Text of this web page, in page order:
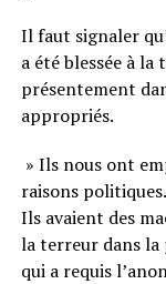
Il faut signaler
a été blessée à
présentement
appropriés.
» Ils nous ont
raisons politiques.
Ils avaient des
la terreur dans
qui a requis